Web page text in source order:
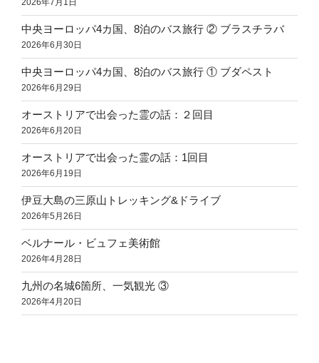
2026年7月1日
中央ヨーロッパ4カ国、8泊のバス旅行 ② ブラスチラバ
2026年6月30日
中央ヨーロッパ4カ国、8泊のバス旅行 ① ブダペスト
2026年6月29日
オーストリアで出会った霊の話：２回目
2026年6月20日
オーストリアで出会った霊の話：1回目
2026年6月19日
伊豆大島の三原山トレッキング&ドライブ
2026年5月26日
ベルナール・ビュフェ美術館
2026年4月28日
九州の名城6箇所、一気観光 ③
2026年4月20日